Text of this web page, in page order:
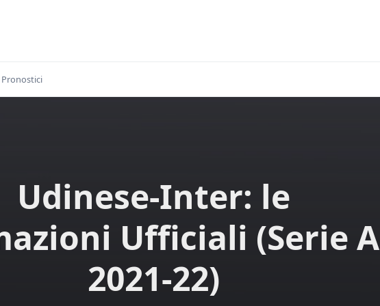
Pronostici
Udinese-Inter: le
Ufficiali (Serie A
2021-22)